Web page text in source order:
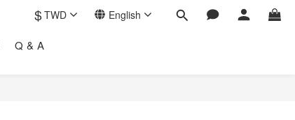
$TWD English
Q & A